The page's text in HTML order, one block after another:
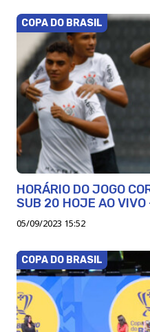
COPA DO BRASIL
HORÁRIO DO JOGO
SUB 20 HOJE AO
05/09/2023 15:52
COPA DO BRASIL